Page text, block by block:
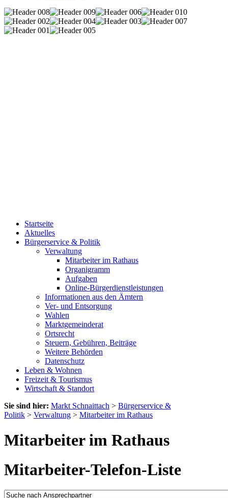
Startseite
Aktuelles
Bürgerservice & Politik
Verwaltung
Mitarbeiter im Rathaus
Organigramm
Aufgaben
Online-Bürgerdienstleistungen
Informationen aus den Ämtern
Ver- und Entsorgung
Wahlen
Marktgemeinderat
Ortsrecht
Steuern, Gebühren, Beiträge
Weitere Behörden
Datenschutz
Leben & Wohnen
Freizeit & Tourismus
Wirtschaft & Standort
Sie sind hier: Markt Schnaittach > Bürgerservice &
Politik > Verwaltung > Mitarbeiter im Rathaus
Mitarbeiter im Rathaus
Mitarbeiter-Telefon-Liste